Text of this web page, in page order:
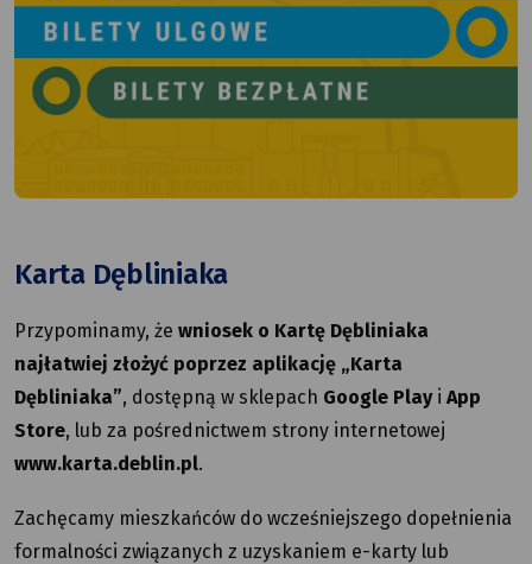
Karta Dębliniaka
Przypominamy, że wniosek o Kartę Dębliniaka
najłatwiej złożyć poprzez aplikację „Karta
Dębliniaka”, dostępną w sklepach Google Playi App
Store, lub za pośrednictwem strony internetowej
www.karta.deblin.pl.
Zachęcamy mieszkańców do wcześniejszego dopełnienia
formalności związanych z uzyskaniem e-karty lub